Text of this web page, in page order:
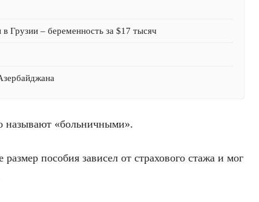
Грузии – беременность за $17 тысяч
называют «больничными».
размер пособия зависел от страхового стажа и мог